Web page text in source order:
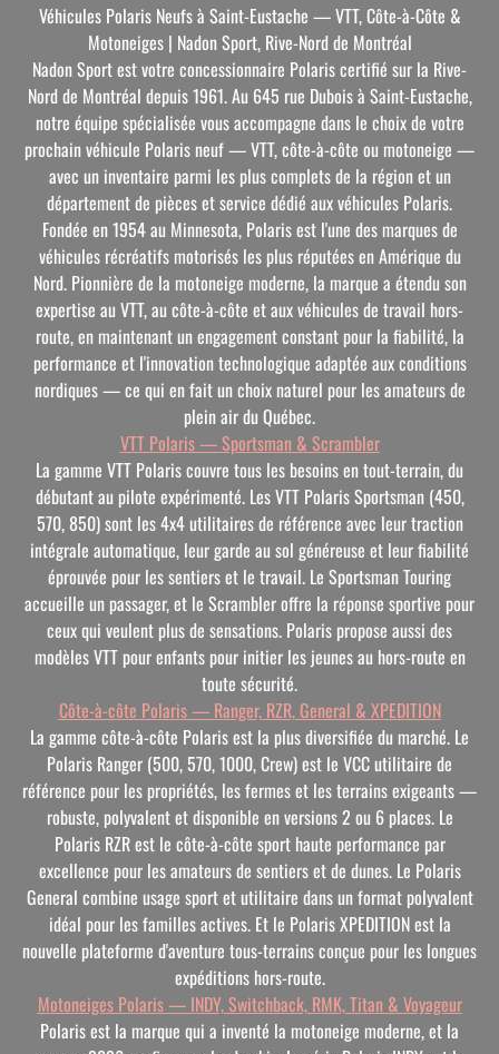
Véhicules Polaris Neufs à Saint-Eustache — VTT, Côte-à-Côte &
Motoneiges | Nadon Sport, Rive-Nord de Montréal
Nadon Sport est votre concessionnaire Polaris certifié sur la Rive-
Nord de Montréal depuis 1961. Au 645 rue Dubois à Saint-Eustache,
notre équipe spécialisée vous accompagne dans le choix de votre
prochain véhicule Polaris neuf — VTT, côte-à-côte ou motoneige —
avec un inventaire parmi les plus complets de la région et un
département de pièces et service dédié aux véhicules Polaris.
Fondée en 1954 au Minnesota, Polaris est l'une des marques de
véhicules récréatifs motorisés les plus réputées en Amérique du
Nord. Pionnière de la motoneige moderne, la marque a étendu son
expertise au VTT, au côte-à-côte et aux véhicules de travail hors-
route, en maintenant un engagement constant pour la fiabilité, la
performance et l'innovation technologique adaptée aux conditions
nordiques — ce qui en fait un choix naturel pour les amateurs de
plein air du Québec.
VTT Polaris — Sportsman & Scrambler
La gamme VTT Polaris couvre tous les besoins en tout-terrain, du
débutant au pilote expérimenté. Les VTT Polaris Sportsman (450,
570, 850) sont les 4x4 utilitaires de référence avec leur traction
intégrale automatique, leur garde au sol généreuse et leur fiabilité
éprouvée pour les sentiers et le travail. Le Sportsman Touring
accueille un passager, et le Scrambler offre la réponse sportive pour
ceux qui veulent plus de sensations. Polaris propose aussi des
modèles VTT pour enfants pour initier les jeunes au hors-route en
toute sécurité.
Côte-à-côte Polaris — Ranger, RZR, General & XPEDITION
La gamme côte-à-côte Polaris est la plus diversifiée du marché. Le
Polaris Ranger (500, 570, 1000, Crew) est le VCC utilitaire de
référence pour les propriétés, les fermes et les terrains exigeants —
robuste, polyvalent et disponible en versions 2 ou 6 places. Le
Polaris RZR est le côte-à-côte sport haute performance par
excellence pour les amateurs de sentiers et de dunes. Le Polaris
General combine usage sport et utilitaire dans un format polyvalent
idéal pour les familles actives. Et le Polaris XPEDITION est la
nouvelle plateforme d'aventure tous-terrains conçue pour les longues
expéditions hors-route.
Motoneiges Polaris — INDY, Switchback, RMK, Titan & Voyageur
Polaris est la marque qui a inventé la motoneige moderne, et la